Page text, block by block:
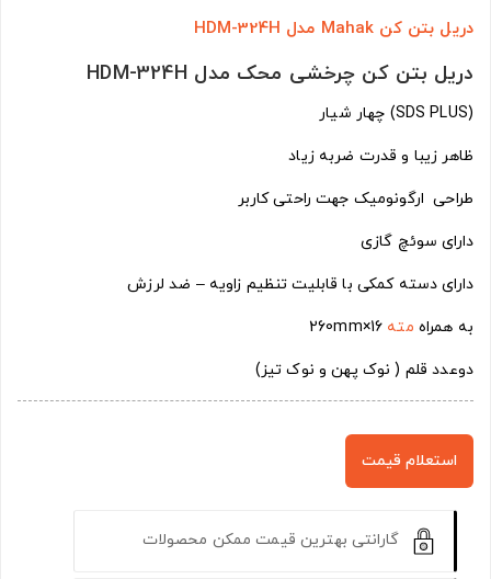
دریل بتن کن Mahak مدل HDM-324H
دریل بتن کن چرخشی محک مدل HDM-324H
(SDS PLUS) چهار شیار
ظاهر زیبا و قدرت ضربه زیاد
طراحی ارگونومیک جهت راحتی کاربر
دارای سوئچ گازی
دارای دسته کمکی با قابلیت تنظیم زاویه – ضد لرزش
به همراه مته
دوعدد قلم ( نوک پهن و نوک تیز)
استعلام قیمت
گارانتی بهترین قیمت ممکن محصولات